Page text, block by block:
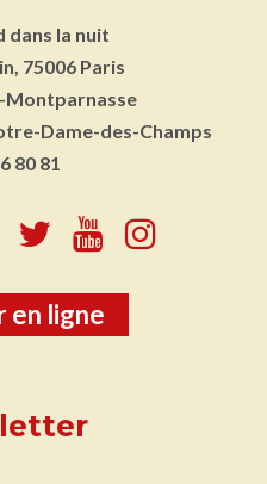
dans la nuit
75006 Paris
Montparnasse
Dame-des-Champs
80 81
en ligne